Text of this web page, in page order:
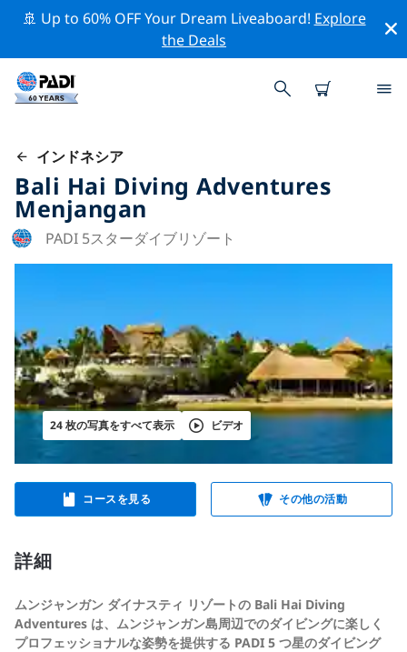
🚢 Up to 60% OFF Your Dream Liveaboard! Explore
the Deals
インドネシア
Bali Hai Diving Adventures
Menjangan
PADI 5スターダイブリゾート
24 枚の写真をすべて表示 ビデオ
コースを見る その他の活動
詳細
ムンジャンガン ダイナスティ リゾートの Bali Hai Diving
Adventures は、ムンジャンガン島周辺でのダイビングに楽しく
プロフェッショナルな姿勢を提供する PADI 5 つ星のダイビング